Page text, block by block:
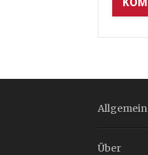
Allgemein
Über